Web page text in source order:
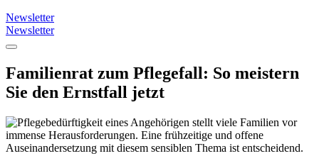
Newsletter
Newsletter
Familienrat zum Pflegefall: So meistern
Sie den Ernstfall jetzt